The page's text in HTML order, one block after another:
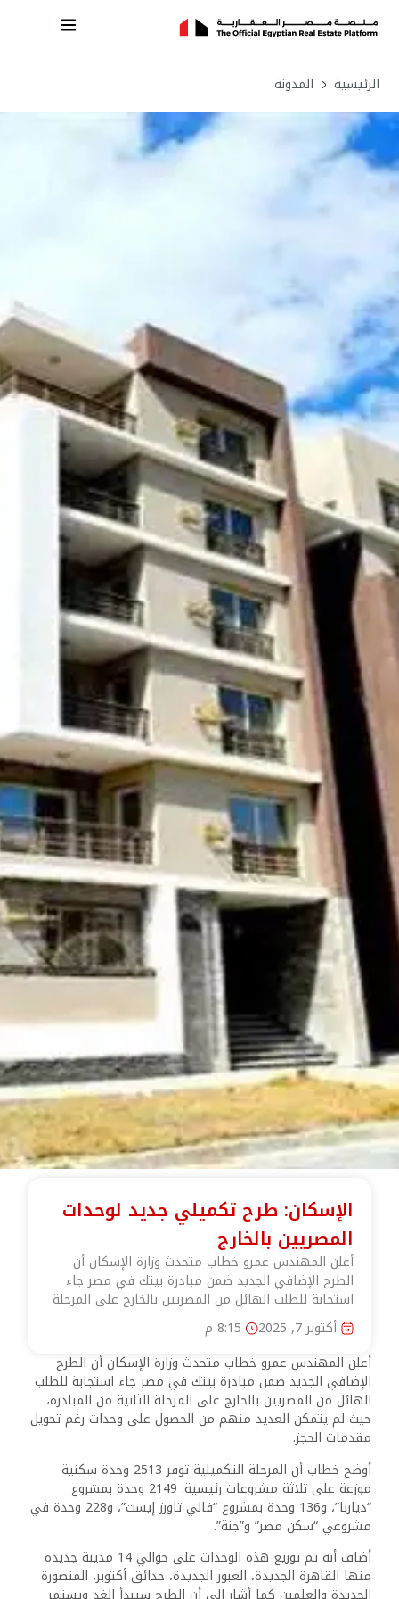
الرئيسية المدونة
الإسكان: طرح تكميلي جديد لوحدات
المصريين بالخارج
أعلن المهندس عمرو خطاب متحدث وزارة الإسكان أن
الطرح الإضافي الجديد ضمن مبادرة بيتك في مصر جاء
استجابة للطلب الهائل من المصريين بالخارج على المرحلة
أكتوبر 7, 2025
8:15 م
أعلن المهندس عمرو خطاب متحدث وزارة الإسكان أن الطرح
الإضافي الجديد ضمن مبادرة بيتك في مصر جاء استجابة للطلب
الهائل من المصريين بالخارج على المرحلة الثانية من المبادرة،
حيث لم يتمكن العديد منهم من الحصول على وحدات رغم تحويل
مقدمات الحجز.
أوضح خطاب أن المرحلة التكميلية توفر 2513 وحدة سكنية
موزعة على ثلاثة مشروعات رئيسية: 2149 وحدة بمشروع
“ديارنا”، و136 وحدة بمشروع “فالي تاورز إيست”، و228 وحدة في
مشروعي “سكن مصر” و”جنة”.
أضاف أنه تم توزيع هذه الوحدات على حوالي 14 مدينة جديدة
منها القاهرة الجديدة، العبور الجديدة، حدائق أكتوبر، المنصورة